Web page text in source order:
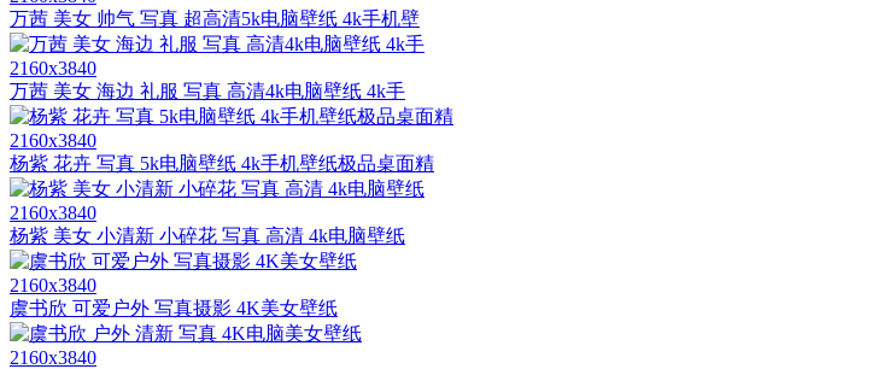
万茜 美女 帅气 写真 超高清5k电脑壁纸 4k手机壁
2160x3840
万茜 美女 海边 礼服 写真 高清4k电脑壁纸 4k手
2160x3840
杨紫 花卉 写真 5k电脑壁纸 4k手机壁纸极品桌面精
2160x3840
杨紫 美女 小清新 小碎花 写真 高清 4k电脑壁纸
2160x3840
虞书欣 可爱户外 写真摄影 4K美女壁纸
2160x3840